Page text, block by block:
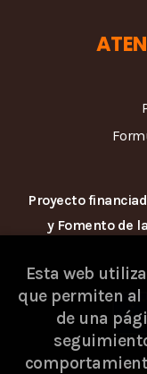
Proyecto
y Fomento de
Esta web
que permiten al
de una